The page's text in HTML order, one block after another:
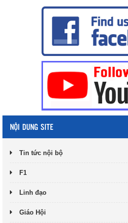
NỘI DUNG SITE
Tin tức nội bộ
F1
Linh đạo
Giáo Hội